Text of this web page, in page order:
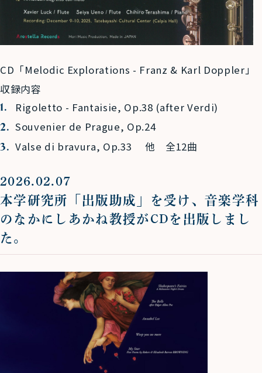
CD「Melodic Explorations - Franz & Karl Doppler」
収録内容
Rigoletto - Fantaisie, Op.38 (after Verdi)
Souvenier de Prague, Op.24
Valse di bravura, Op.33 他 全12曲
2026.02.07
本学研究所「出版助成」を受け、音楽学科
のなかにしあかね教授がCDを出版しまし
た。